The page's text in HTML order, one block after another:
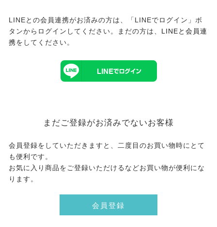
LINEとの会員連携がお済みの方は、「LINEでログイン」ボ
タンからログインしてください。まだの方は、 LINEと会員連
携をしてください。
まだご登録がお済みでないお客様
会員登録をしていただきますと、二度目のお買い物時にとて
も便利です。
お気に入り商品をご登録いただけるなどお買い物が便利にな
ります。
会員登録